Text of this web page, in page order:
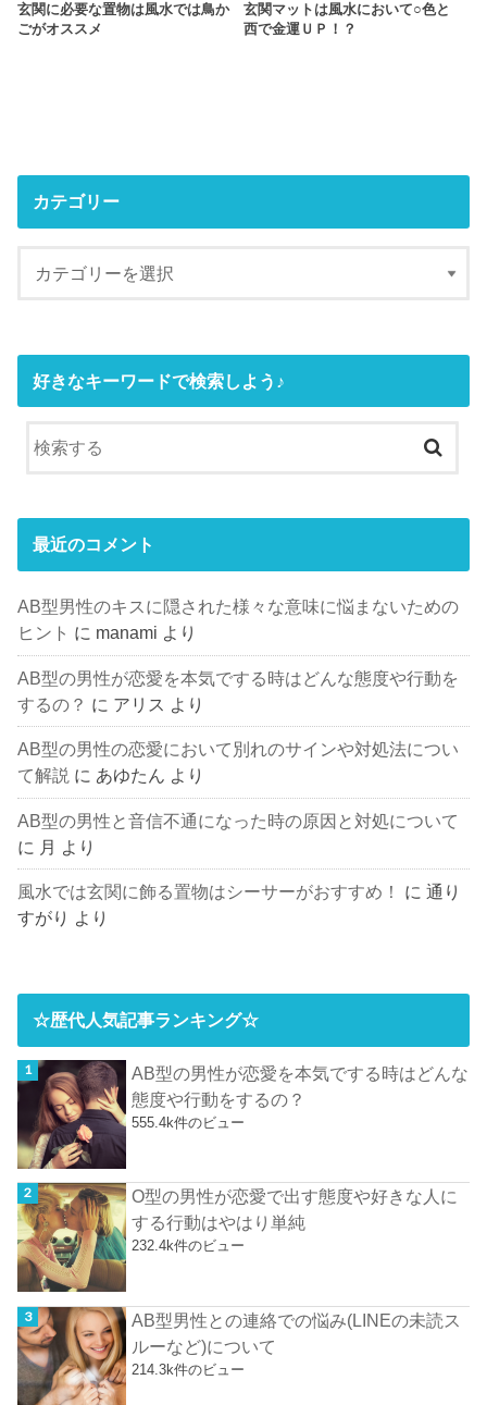
玄関に必要な置物は風水では鳥か
ごがオススメ
玄関マットは風水において○色と
西で金運ＵＰ！？
カテゴリー
好きなキーワードで検索しよう♪
最近のコメント
AB型男性のキスに隠された様々な意味に悩まないための
ヒント に manami より
AB型の男性が恋愛を本気でする時はどんな態度や行動を
するの？ に アリス より
AB型の男性の恋愛において別れのサインや対処法につい
て解説 に あゆたん より
AB型の男性と音信不通になった時の原因と対処について
に 月 より
風水では玄関に飾る置物はシーサーがおすすめ！ に通り
すがり より
☆歴代人気記事ランキング☆
AB型の男性が恋愛を本気でする時はどんな
態度や行動をするの？
555.4k件のビュー
O型の男性が恋愛で出す態度や好きな人に
する行動はやはり単純
232.4k件のビュー
AB型男性との連絡での悩み(LINEの未読ス
ルーなど)について
214.3k件のビュー